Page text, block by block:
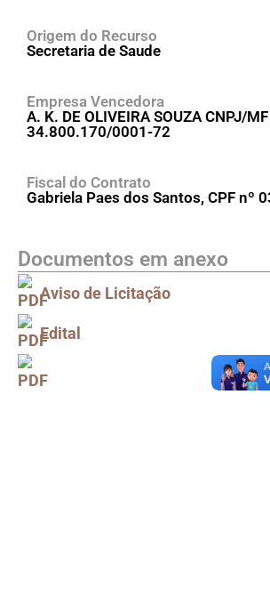
Origem do Recurso
Secretaria de Saude
Empresa Vencedora
A. K. DE OLIVEIRA SOUZA CNPJ/
34.800.170/0001-72
Fiscal do Contrato
Gabriela Paes dos Santos, CPF nº
Documentos em anexo
Aviso de Licitação
Edital